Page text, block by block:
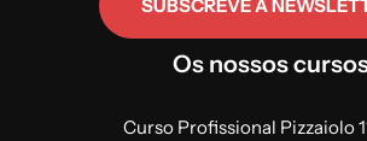
SUBSCREVE A
Os nossos
Curso Profissional Pizzaiolo